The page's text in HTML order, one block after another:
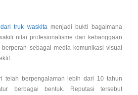
truk waskita menjadi bukti bagaimana
nilai profesionalisme dan kebanggaan
sebagai media komunikasi visual
telah berpengalaman lebih dari 10 tahun
berbagai bentuk. Reputasi tersebut